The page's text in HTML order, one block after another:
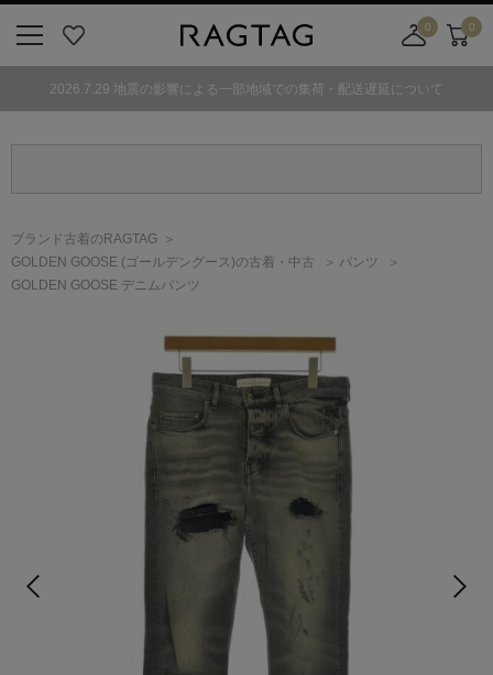
気
0
舗
カ
0
2026.7.29 地震の影響による一部地域での集荷・配送遅延について
ブランド古着のRAGTAG
GOLDEN GOOSE (ゴールデングース)の古着・中古
パンツ
GOLDEN GOOSE デニムパンツ